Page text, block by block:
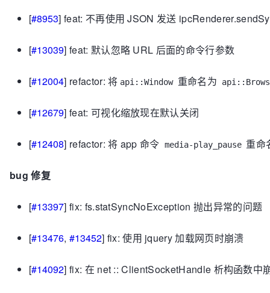
[#8953] feat: 不再使用 JSON 发送
[#13039] feat: 默认忽略 URL 后面的命令行参数
[#12004] refactor: 将 api::Window 重命名为
[#12679] feat: 可视化缩放现在默认关闭
[#12408] refactor: 将 app 命令 media-play_pause 重命
bug 修复
[#13397] fix: fs.statSyncNoException 抛出异常的问题
[#13476, #13452] fix: 使用 jquery 加载网页时崩溃
[#14092] fix: 在 net :: ClientSocketHandle 析构函数中